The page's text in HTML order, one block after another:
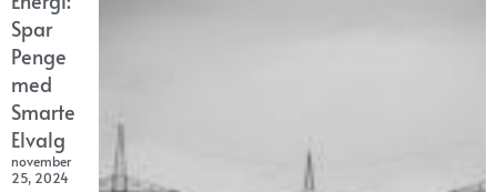
Spar
Penge
med
Smarte
Elvalg
november
25, 2024